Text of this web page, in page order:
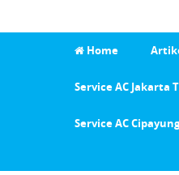
Home
Service AC Jakarta
Service AC